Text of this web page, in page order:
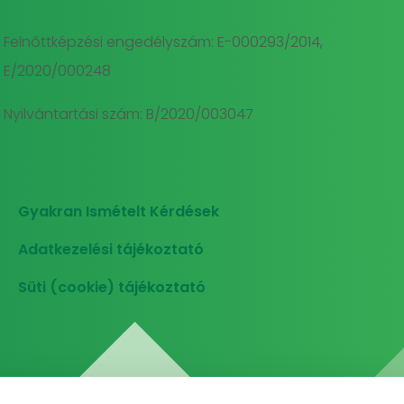
Felnőttképzési engedélyszám: E-000293/2014,
E/2020/000248
Nyilvántartási szám: B/2020/003047
Gyakran Ismételt Kérdések
Adatkezelési tájékoztató
Süti (cookie) tájékoztató